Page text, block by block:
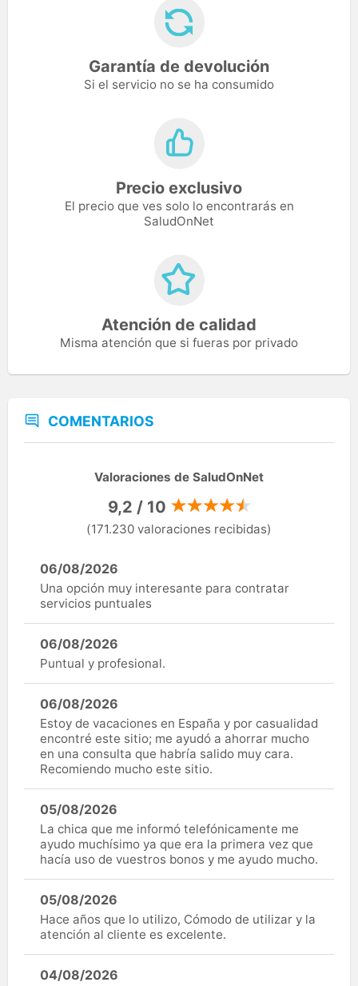
Garantía de devolución
Si el servicio no se ha consumido
Precio exclusivo
El precio que ves solo lo encontrarás en
SaludOnNet
Atención de calidad
Misma atención que si fueras por privado
COMENTARIOS
Valoraciones de SaludOnNet
9,2 / 10
(171.230 valoraciones recibidas)
06/08/2026
Una opción muy interesante para contratar
servicios puntuales
06/08/2026
Puntual y profesional.
06/08/2026
Estoy de vacaciones en España y por casualidad
encontré este sitio; me ayudó a ahorrar mucho
en una consulta que habría salido muy cara.
Recomiendo mucho este sitio.
05/08/2026
La chica que me informó telefónicamente me
ayudo muchísimo ya que era la primera vez que
hacía uso de vuestros bonos y me ayudo mucho.
05/08/2026
Hace años que lo utilizo, Cómodo de utilizar y la
atención al cliente es excelente.
04/08/2026